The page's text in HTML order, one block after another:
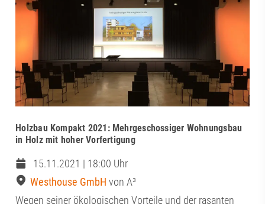
Holzbau Kompakt 2021: Mehrgeschossiger Wohnungsbau
in Holz mit hoher Vorfertigung
15.11.2021 | 18:00 Uhr
Westhouse GmbH von A³
Wegen seiner ökologischen Vorteile und der rasanten